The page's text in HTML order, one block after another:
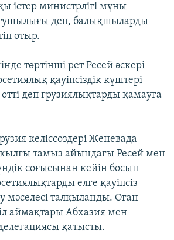
істер министрлігі мұны
деп, балықшыларды
отыр.
төртінші рет Ресей әскері
қауіпсіздік күштері
деп грузиялықтарды қамауға
келіссөздері Женевада
тамыз айындағы Ресей мен
соғысынан кейін босып
елге қауіпсіз
мәселесі талқыланды. Оған
аймақтары Абхазия мен
қатысты.